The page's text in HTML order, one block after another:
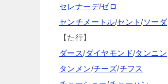
セレナーデ/ゼロ
センチメートル/セント/ソーダ
【た行】
ダース/ダイヤモンド/タンニン
タンメン/チーズ/チフス